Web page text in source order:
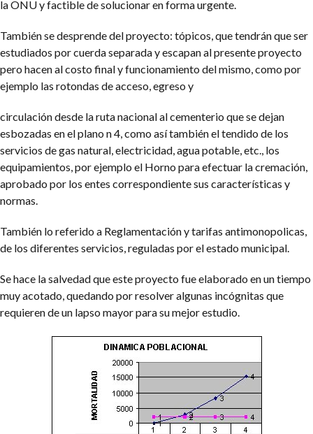
la ONU y factible de solucionar en forma urgente.
También se desprende del proyecto: tópicos, que tendrán que ser
estudiados por cuerda separada y escapan al presente proyecto
pero hacen al costo final y funcionamiento del mismo, como por
ejemplo las rotondas de acceso, egreso y
circulación desde la ruta nacional al cementerio que se dejan
esbozadas en el plano n 4, como así también el tendido de los
servicios de gas natural, electricidad, agua potable, etc., los
equipamientos, por ejemplo el Horno para efectuar la cremación,
aprobado por los entes correspondiente sus características y
normas.
También lo referido a Reglamentación y tarifas antimonopolicas,
de los diferentes servicios, reguladas por el estado municipal.
Se hace la salvedad que este proyecto fue elaborado en un tiempo
muy acotado, quedando por resolver algunas incógnitas que
requieren de un lapso mayor para su mejor estudio.